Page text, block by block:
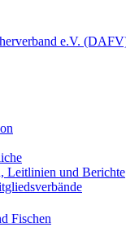
Leitlinien und Berichte
Fischen